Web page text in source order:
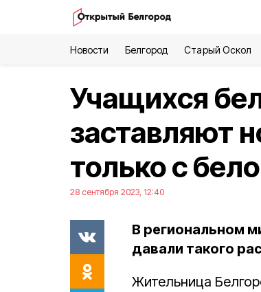
Новости Белгород Старый Оскол
Учащихся
заставляют
только с
28 сентября 2023, 12:40
В региональном
давали такого
Жительница